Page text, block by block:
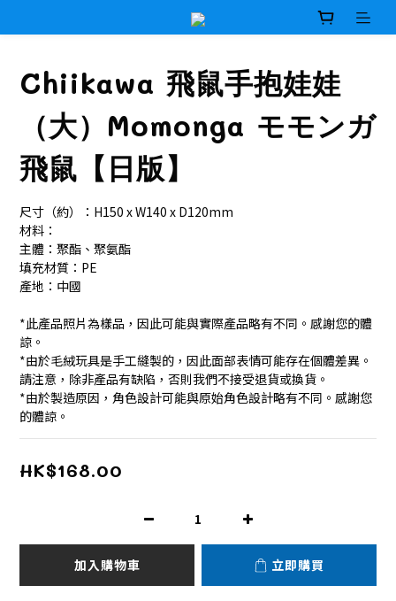
Chiikawa 飛鼠手抱娃娃
（大）Momonga モモンガ
飛鼠【日版】
尺寸（約）：H150 x W140 x D120mm
材料：
主體：聚酯、聚氨酯
填充材質：PE
產地：中國
*此產品照片為樣品，因此可能與實際產品略有不同。感謝您的體
諒。
*由於毛絨玩具是手工縫製的，因此面部表情可能存在個體差異。
請注意，除非產品有缺陷，否則我們不接受退貨或換貨。
*由於製造原因，角色設計可能與原始角色設計略有不同。感謝您
的體諒。
HK$168.00
加入購物車 立即購買